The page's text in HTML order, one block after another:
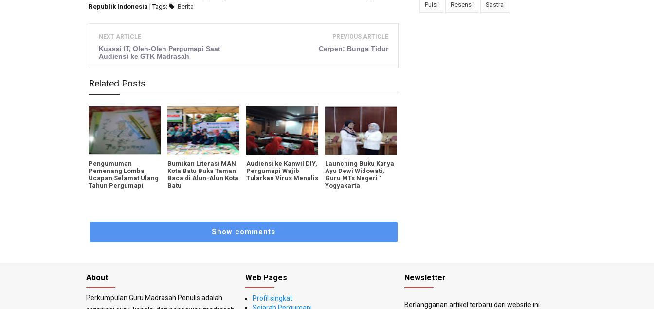
Republik Indonesia | Tags: Berita
NEXT ARTICLE
Kuasai IT, Oleh-Oleh Pergumapi Saat
Audiensi ke GTK Madrasah
PREVIOUS ARTICLE
Cerpen: Bunga Tidur
Related Posts
Pengumuman
Pemenang Lomba
Ucapan Selamat Ulang
Tahun Pergumapi
Bumikan Literasi MAN
Kota Batu Buka Taman
Baca di Alun-Alun Kota
Batu
Audiensi ke Kanwil DIY,
Pergumapi Wajib
Tularkan Virus Menulis
Launching Buku Karya
Ayu Dewi Widowati,
Guru MTs Negeri 1
Yogyakarta
Show comments
Puisi Resensi Sastra
About
Perkumpulan Guru Madrasah Penulis adalah
Web Pages
Profil singkat
Newsletter
Berlangganan artikel terbaru dari website ini